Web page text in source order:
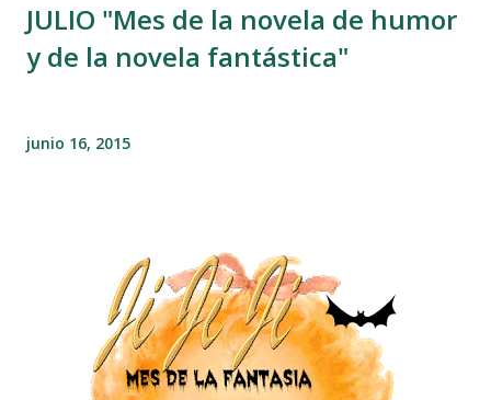
JULIO "Mes de la novela de humor
y de la novela fantástica"
junio 16, 2015